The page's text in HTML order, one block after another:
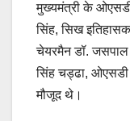
मुख्यमंत्री के ओएसडी
सिंह, सिख
चेयरमैन डॉ. जसपाल
सिंह चड्ढा, ओएसडी
मौजूद थे।